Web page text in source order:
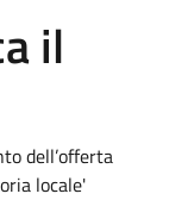
il
dell’offerta
locale'